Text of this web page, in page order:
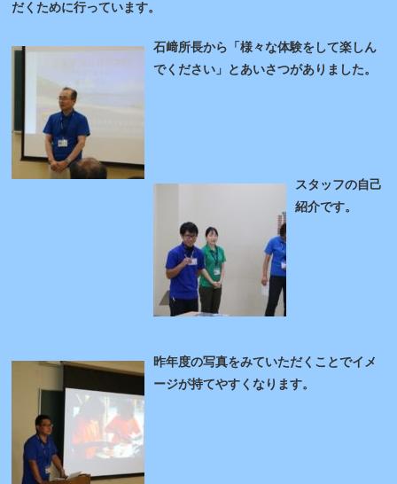
だくために行っています。
石﨑所長から「様々な体験をして楽しん
でください」とあいさつがありました。
スタッフの自己
紹介です。
昨年度の写真をみていただくことでイメ
ージが持てやすくなります。